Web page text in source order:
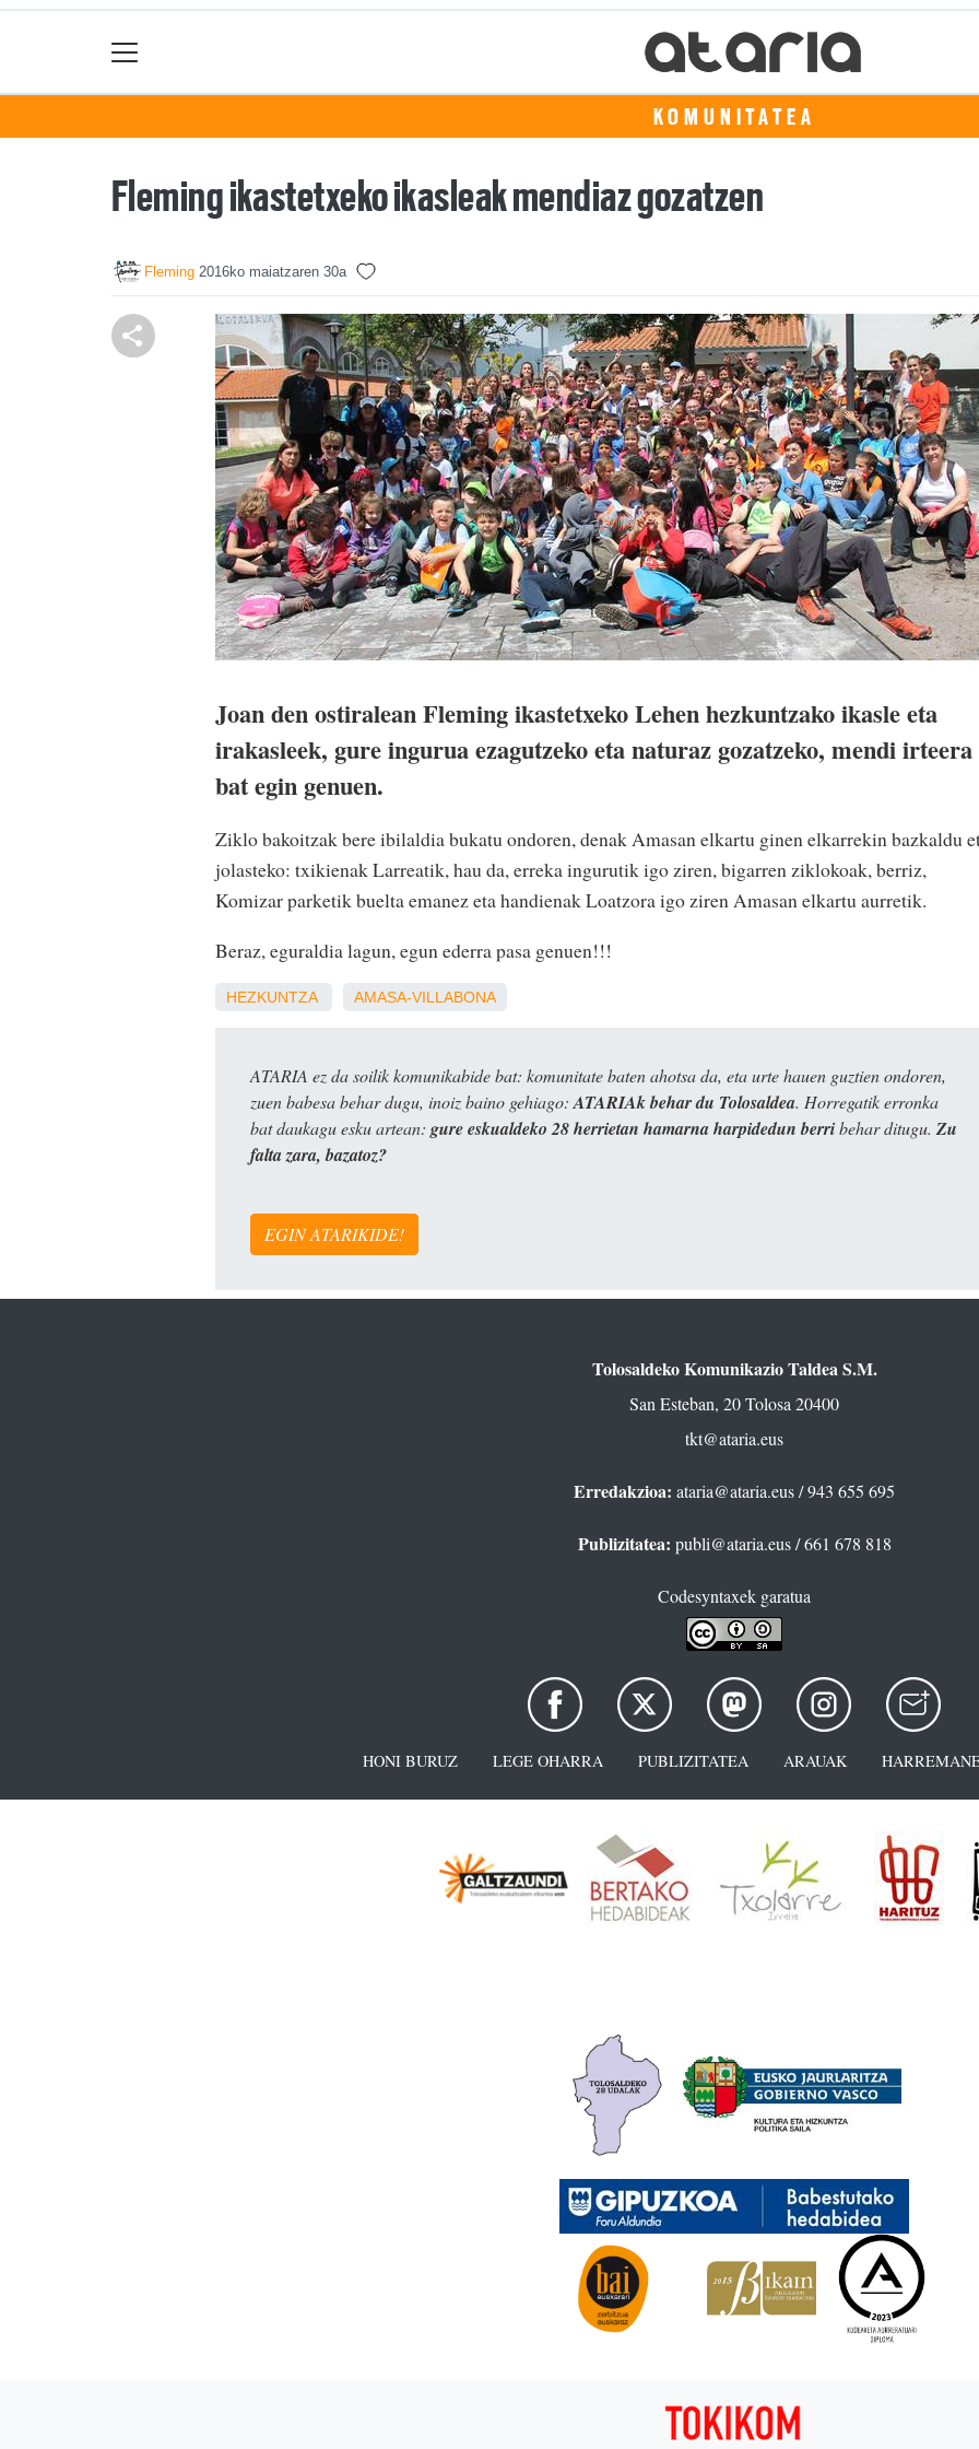
KOMUNITATEA
Fleming ikastetxeko ikasleak mendiaz gozatzen
Fleming 2016ko maiatzaren 30a
Joan den ostiralean Fleming ikastetxeko Lehen hezkuntzako ikasle eta
irakasleek, gure ingurua ezagutzeko eta naturaz gozatzeko, mendi irteera
bat egin genuen.
Ziklo bakoitzak bere ibilaldia bukatu ondoren, denak Amasan elkartu ginen elkarrekin bazkaldu
jolasteko: txikienak Larreatik, hau da, erreka ingurutik igo ziren, bigarren ziklokoak, berriz,
Komizar parketik buelta emanez eta handienak Loatzora igo ziren Amasan elkartu aurretik.
Beraz, eguraldia lagun, egun ederra pasa genuen!!!
HEZKUNTZA AMASA-VILLABONA
ATARIA ez da soilik komunikabide bat: komunitate baten ahotsa da, eta urte hauen guztien ondoren,
zuen babesa behar dugu, inoiz baino gehiago: ATARIAk behar du Tolosaldea. Horregatik erronka
bat daukagu esku artean: gure eskualdeko 28 herrietan hamarna harpidedun berribehar ditugu. Zu
falta zara, bazatoz?
EGIN ATARIKIDE!
Tolosaldeko Komunikazio Taldea S.M.
San Esteban, 20 Tolosa 20400
tkt@ataria.eus
Erredakzioa: ataria@ataria.eus/ 943 655 695
Publizitatea: publi@ataria.eus/ 661 678 818
Codesyntaxek garatua
HONI BURUZ LEGE OHARRA PUBLIZITATEA ARAUAK